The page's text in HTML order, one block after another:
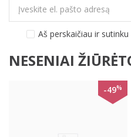
Aš perskaičiau ir sutinku
NESENIAI
-49%